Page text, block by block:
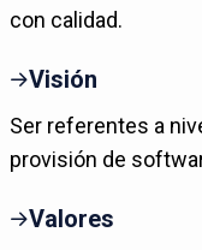
con calidad.
Visión
Ser referentes a
provisión de
Valores